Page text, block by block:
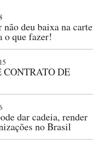
não deu baixa na
o que fazer!
DE
dar cadeia, render
no Brasil